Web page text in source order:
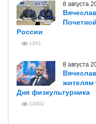
8 августа
России
1261
8 августа
жителям
Дня физкультурника
13402